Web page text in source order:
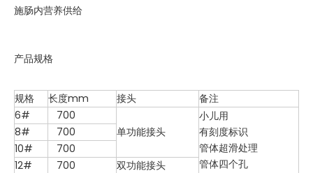
施肠内营养供给
产品规格
规格 长度mm 接头
备注
6#
700
单功能接头
小儿用
有刻度标识
管体超滑处理
管体四个孔
8#
700
10#
700
12#
700 双功能接头